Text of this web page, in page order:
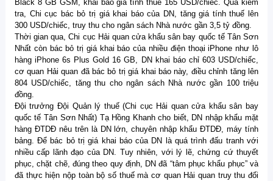
Black 8 GB GSM, khai báo giá tính thuế 165 USD/chiếc. Qua kiểm
tra, Chi cục bác bỏ trị giá khai báo của DN, tăng giá tính thuế lên
300 USD/chiếc, truy thu cho ngân sách Nhà nước gần 3,5 tỷ đồng.
Thời gian qua, Chi cục Hải quan cửa khẩu sân bay quốc tế Tân Sơn
Nhất còn bác bỏ trị giá khai báo của nhiều điện thoại iPhone như lô
hàng iPhone 6s Plus Gold 16 GB, DN khai báo chỉ 603 USD/chiếc,
cơ quan Hải quan đã bác bỏ trị giá khai báo này, điều chỉnh tăng lên
804 USD/chiếc, tăng thu cho ngân sách Nhà nước gần 100 triệu
đồng.
Đội trưởng Đội Quản lý thuế (Chi cục Hải quan cửa khẩu sân bay
quốc tế Tân Sơn Nhất) Tạ Hồng Khanh cho biết, DN nhập khẩu mặt
hàng ĐTDĐ nêu trên là DN lớn, chuyên nhập khẩu ĐTDĐ, máy tính
bảng. Để bác bỏ trị giá khai báo của DN là quá trình đấu tranh với
nhiều cấp lãnh đạo của DN. Tuy nhiên, với lý lẽ, chứng cứ thuyết
phục, chặt chẽ, đúng theo quy định, DN đã “tâm phục khẩu phục” và
đã thực hiện nộp toàn bộ số thuế mà cơ quan Hải quan truy thu đối